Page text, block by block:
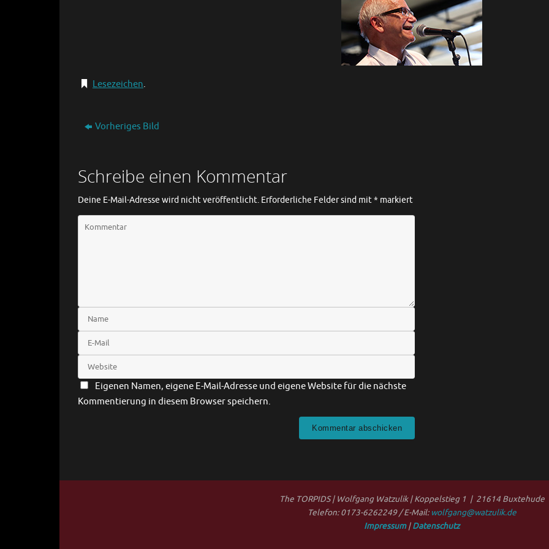
Lesezeichen.
Vorheriges Bild
Schreibe einen Kommentar
Deine E-Mail-Adresse wird nicht veröffentlicht. Erforderliche Felder sind mit* markiert
Eigenen Namen, eigene E-Mail-Adresse und eigene Website für die nächste
Kommentierung in diesem Browser speichern.
The TORPIDS | Wolfgang Watzulik | Koppelstieg 1 | 21614 Buxtehude
Telefon: 0173-6262249 / E-Mail: wolfgang@watzulik.de
Impressum|Datenschutz